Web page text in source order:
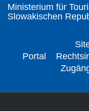
Ministerium für
Slowakischen
Portal